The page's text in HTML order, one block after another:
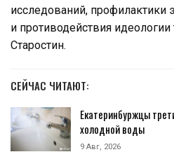
исследований, профилактики
и противодействия
Старостин.
СЕЙЧАС ЧИТАЮТ:
Екатеринбуржцы
холодной воды
9 Авг, 2026